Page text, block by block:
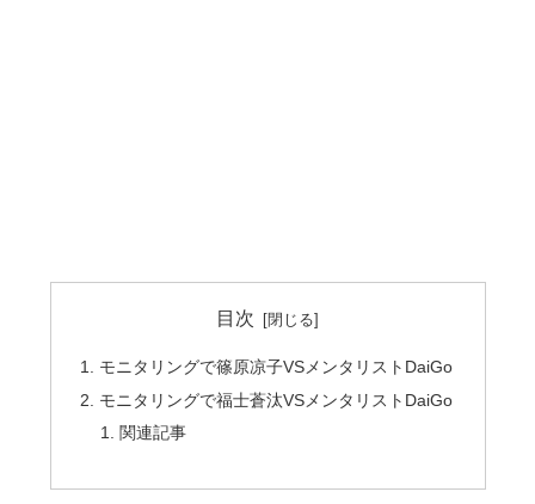
目次
モニタリングで篠原凉子VSメンタリストDaiGo
モニタリングで福士蒼汰VSメンタリストDaiGo
関連記事